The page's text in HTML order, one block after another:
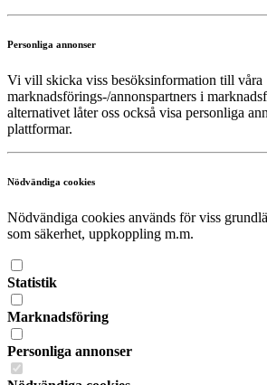
Personliga annonser
Vi vill skicka viss besöksinformation till våra
marknadsförings-/annonspartners i
alternativet låter oss också visa personliga
plattformar.
Nödvändiga cookies
Nödvändiga cookies används för viss
som säkerhet, uppkoppling m.m.
Statistik
Marknadsföring
Personliga annonser